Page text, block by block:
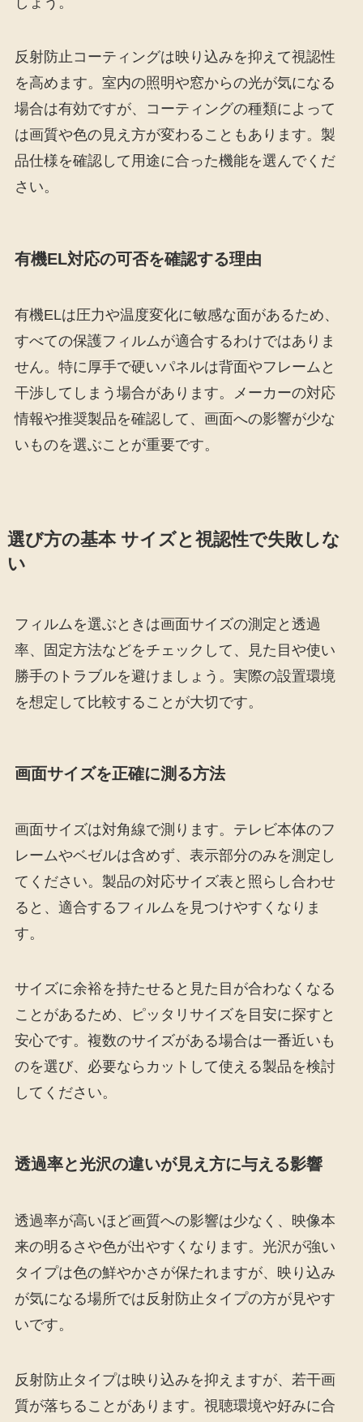
反射防止コーティングは映り込みを抑えて視認性
を高めます。室内の照明や窓からの光が気になる
場合は有効ですが、コーティングの種類によって
は画質や色の見え方が変わることもあります。製
品仕様を確認して用途に合った機能を選んでくだ
さい。
有機EL対応の可否を確認する理由
有機ELは圧力や温度変化に敏感な面があるため、
すべての保護フィルムが適合するわけではありま
せん。特に厚手で硬いパネルは背面やフレームと
干渉してしまう場合があります。メーカーの対応
情報や推奨製品を確認して、画面への影響が少な
いものを選ぶことが重要です。
選び方の基本 サイズと視認性で失敗しな
い
フィルムを選ぶときは画面サイズの測定と透過
率、固定方法などをチェックして、見た目や使い
勝手のトラブルを避けましょう。実際の設置環境
を想定して比較することが大切です。
画面サイズを正確に測る方法
画面サイズは対角線で測ります。テレビ本体のフ
レームやベゼルは含めず、表示部分のみを測定し
てください。製品の対応サイズ表と照らし合わせ
ると、適合するフィルムを見つけやすくなりま
す。
サイズに余裕を持たせると見た目が合わなくなる
ことがあるため、ピッタリサイズを目安に探すと
安心です。複数のサイズがある場合は一番近いも
のを選び、必要ならカットして使える製品を検討
してください。
透過率と光沢の違いが見え方に与える影響
透過率が高いほど画質への影響は少なく、映像本
来の明るさや色が出やすくなります。光沢が強い
タイプは色の鮮やかさが保たれますが、映り込み
が気になる場所では反射防止タイプの方が見やす
いです。
反射防止タイプは映り込みを抑えますが、若干画
質が落ちることがあります。視聴環境や好みに合